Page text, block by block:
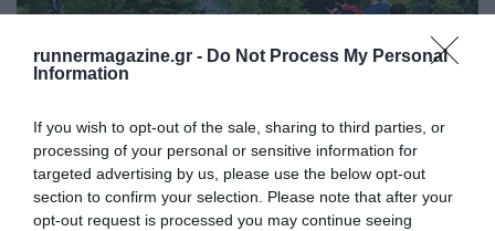
runnermagazine.gr - Do Not Process My Personal
Information
If you wish to opt-out of the sale, sharing to third parties, or
processing of your personal or sensitive information for
targeted advertising by us, please use the below opt-out
section to confirm your selection. Please note that after your
opt-out request is processed you may continue seeing